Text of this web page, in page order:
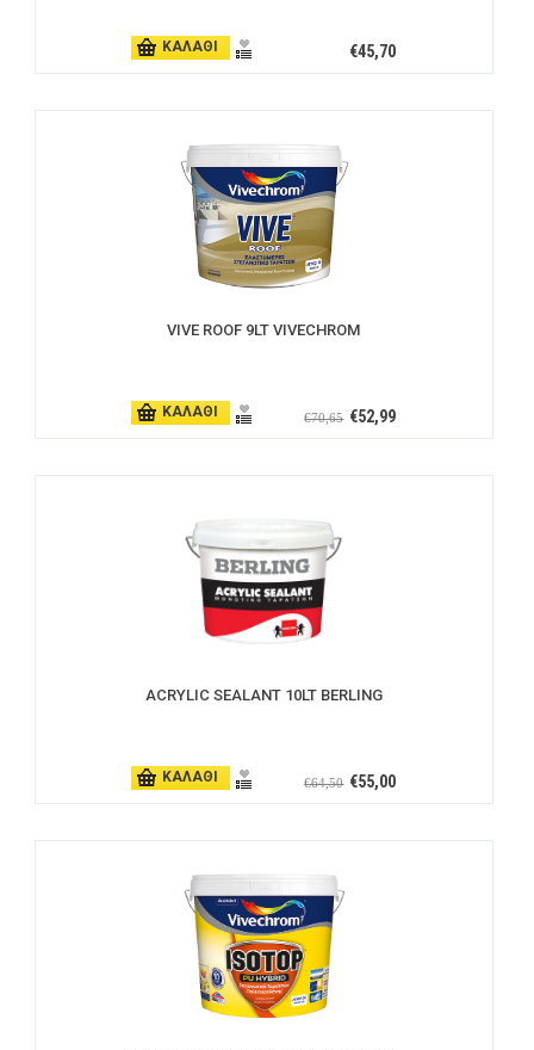
ΚΑΛΑΘΙ €45,70
VIVE ROOF 9LT VIVECHROM
ΚΑΛΑΘΙ €52,99
€70,65
ACRYLIC SEALANΤ 10LT BERLING
ΚΑΛΑΘΙ €55,00
€64,50